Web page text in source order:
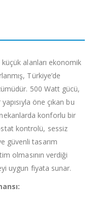
küçük alanları ekonomik
Türkiye’de
500 Watt gücü,
öne çıkan bu
konforlu bir
kontrolü, sessiz
güvenli tasarım
olmasının verdiği
uygun fiyata sunar.